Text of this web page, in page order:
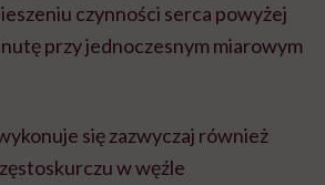
czynności serca powyżej
przy jednoczesnym miarowym
się zazwyczaj również
w węźle